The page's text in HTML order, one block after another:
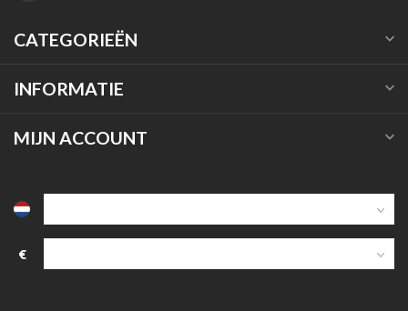
CATEGORIEËN
INFORMATIE
MIJN ACCOUNT
€